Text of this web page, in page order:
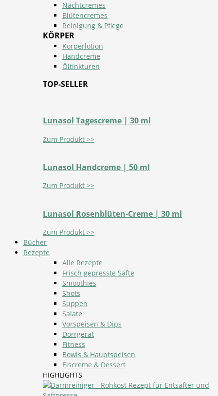
Nachtcremes
Blütencremes
Reinigung & Pflege
KÖRPER
Körperlotion
Handcreme
Öltinkturen
TOP-SELLER
Lunasol Tagescreme | 30 ml
Zum Produkt >>
Lunasol Handcreme | 50 ml
Zum Produkt >>
Lunasol Rosenblüten-Creme | 30 ml
Zum Produkt >>
Bücher
Rezepte
Alle Rezepte
Frisch gepresste Säfte
Smoothies
Shots
Suppen
Salate
Vorspeisen & Dips
Dörrgerät
Fitness
Bowls & Hauptspeisen
Eiscreme & Dessert
HIGHLIGHTS